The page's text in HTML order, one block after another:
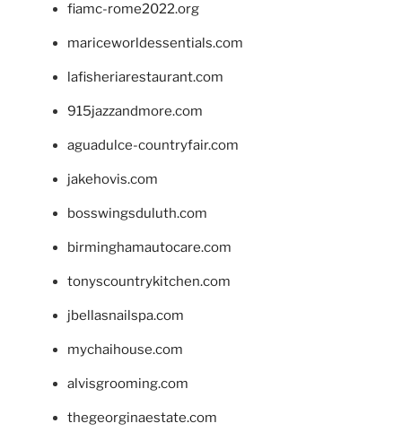
fiamc-rome2022.org
mariceworldessentials.com
lafisheriarestaurant.com
915jazzandmore.com
aguadulce-countryfair.com
jakehovis.com
bosswingsduluth.com
birminghamautocare.com
tonyscountrykitchen.com
jbellasnailspa.com
mychaihouse.com
alvisgrooming.com
thegeorginaestate.com